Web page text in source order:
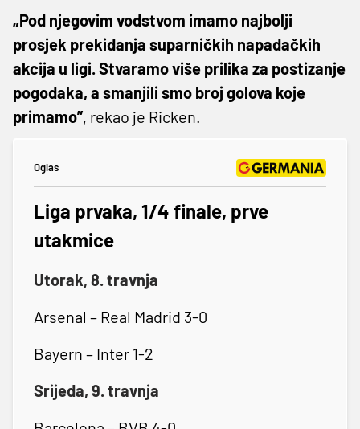
„Pod njegovim vodstvom imamo najbolji
prosjek prekidanja suparničkih napadačkih
akcija u ligi. Stvaramo više prilika za postizanje
pogodaka, a smanjili smo broj golova koje
primamo”, rekao je Ricken.
Oglas
Liga prvaka, 1/4 finale, prve
utakmice
Utorak, 8. travnja
Arsenal – Real Madrid 3-0
Bayern – Inter 1-2
Srijeda, 9. travnja